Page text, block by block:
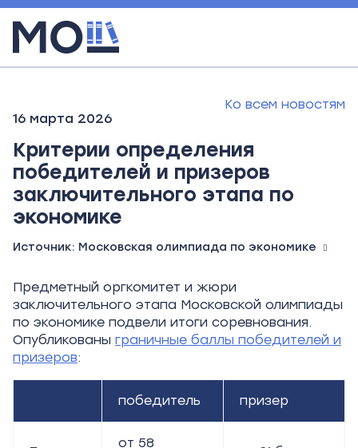
16 марта 2026
Ко всем новостям
Критерии определения
победителей и призеров
заключительного этапа по
экономике
Источник: Московская олимпиада по экономике
Предметный оргкомитет и жюри
заключительного этапа Московской олимпиады
по экономике подвели итоги соревнования.
Опубликованы граничные баллы победителей и
призеров:
победитель призер
от 58